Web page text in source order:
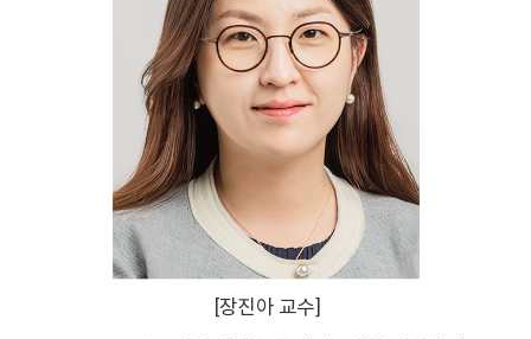
[장진아 교수]